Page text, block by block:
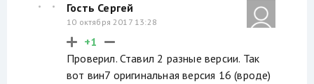
Гость Сергей
10 октября 2017 13:28
+1
Проверил. Ставил 2 разные версии. Так
вот вин7 оригинальная версия 16 (вроде)